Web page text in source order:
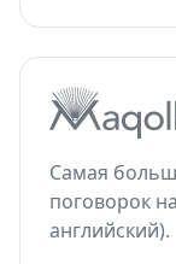
Самая
поговорок
английский).